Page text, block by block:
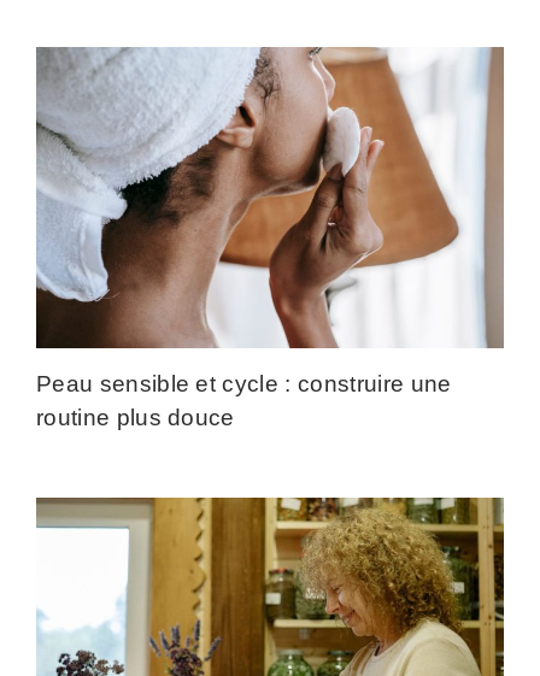
Peau sensible et cycle : construire une
routine plus douce